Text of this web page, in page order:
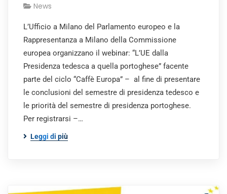
News
L’Ufficio a Milano del Parlamento europeo e la
Rappresentanza a Milano della Commissione
europea organizzano il webinar: “L’UE dalla
Presidenza tedesca a quella portoghese” facente
parte del ciclo “Caffè Europa” – al fine di presentare
le conclusioni del semestre di presidenza tedesco e
le priorità del semestre di presidenza portoghese.
Per registrarsi –…
Leggi di più